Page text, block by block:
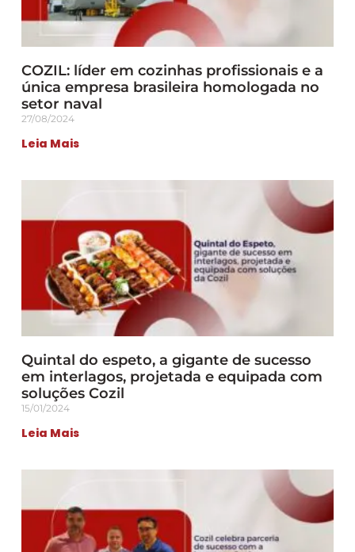
COZIL: líder em cozinhas profissionais e a
única empresa brasileira homologada no
setor naval
27/08/2024
Leia Mais
Quintal do espeto, a gigante de sucesso
em interlagos, projetada e equipada com
soluções Cozil
15/01/2024
Leia Mais